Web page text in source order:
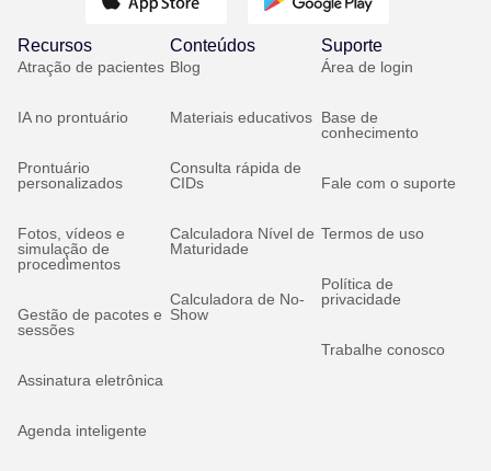
Recursos
Atração de pacientes
IA no prontuário
Prontuário
personalizados
Fotos, vídeos e
simulação de
procedimentos
Gestão de pacotes e
sessões
Assinatura eletrônica
Agenda inteligente
Conteúdos
Blog
Materiais educativos
Consulta rápida de
CIDs
Calculadora Nível de
Maturidade
Calculadora de No-
Show
Suporte
Área de login
Base de
conhecimento
Fale com o suporte
Termos de uso
Política de
privacidade
Trabalhe conosco